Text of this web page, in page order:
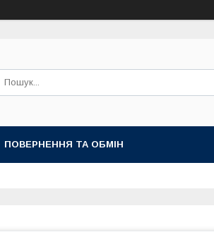
ПОВЕРНЕННЯ ТА ОБМІН